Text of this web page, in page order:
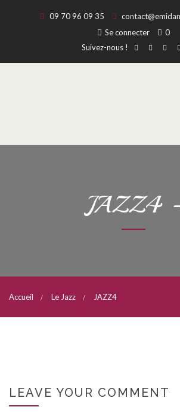
09 70 96 09 35
Se connecter
0
Suivez-nous !
JAZZ4
Accueil Le Jazz JAZZ4
LEAVE YOUR COMMENT